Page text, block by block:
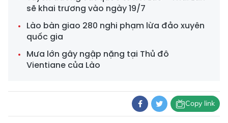
sẽ khai trương vào ngày 19/7
Lào bàn giao 280 nghi phạm lừa đảo xuyên
quốc gia
Mưa lớn gây ngập nặng tại Thủ đô
Vientiane của Lào
Copy link